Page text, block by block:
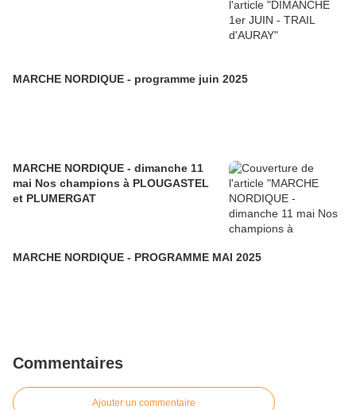
MARCHE NORDIQUE - programme juin 2025
MARCHE NORDIQUE - dimanche 11
mai Nos champions à PLOUGASTEL
et PLUMERGAT
MARCHE NORDIQUE - PROGRAMME MAI 2025
Commentaires
Ajouter un commentaire